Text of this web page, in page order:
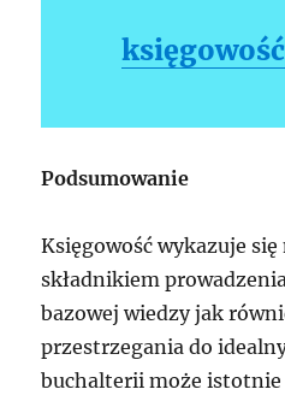
Podsumowanie
Księgowość wykazuje
składnikiem
bazowej wiedzy jak
przestrzegania do
buchalterii może istotnie